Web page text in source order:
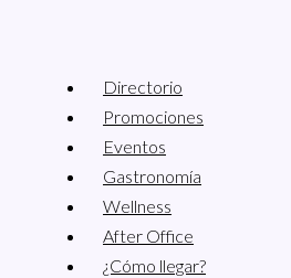
Directorio
Promociones
Eventos
Gastronomía
Wellness
After Office
¿Cómo llegar?